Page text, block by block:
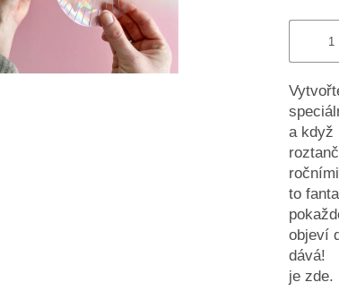
a když
to
objeví
dává!
je